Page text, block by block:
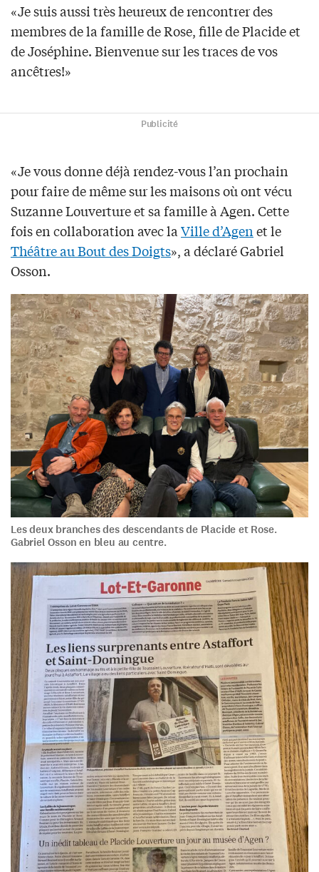
«Je suis aussi très heureux de rencontrer des
membres de la famille de Rose, fille de Placide et
de Joséphine. Bienvenue sur les traces de vos
ancêtres!»
Publicité
«Je vous donne déjà rendez-vous l’an prochain
pour faire de même sur les maisons où ont vécu
Suzanne Louverture et sa famille à Agen. Cette
fois en collaboration avec la Ville d’Agenet le
Théâtre au Bout des Doigts», a déclaré Gabriel
Osson.
Les deux branches des descendants de Placide et Rose.
Gabriel Osson en bleu au centre.